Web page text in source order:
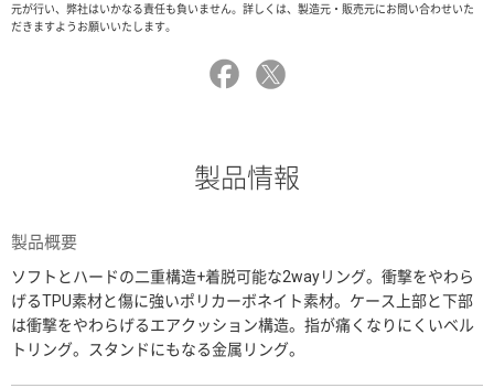
元が行い、弊社はいかなる責任も負いません。詳しくは、製造元・販売元にお問い合わせいた
だきますようお願いいたします。
製品情報
製品概要
ソフトとハードの二重構造+着脱可能な2wayリング。衝撃をやわら
げるTPU素材と傷に強いポリカーボネイト素材。ケース上部と下部
は衝撃をやわらげるエアクッション構造。指が痛くなりにくいベル
トリング。スタンドにもなる金属リング。